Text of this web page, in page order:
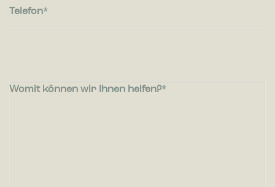
Telefon
Womit können wir Ihnen helfen?